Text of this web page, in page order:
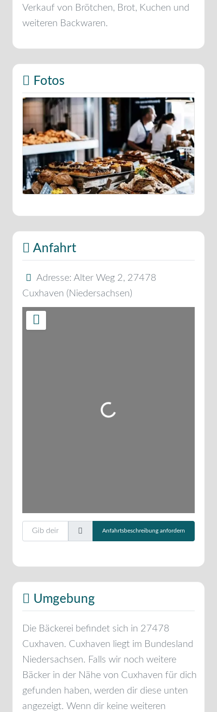
Verkauf von Brötchen, Brot, Kuchen und
weiteren Backwaren.
Fotos
Anfahrt
Adresse: Alter Weg 2, 27478
Cuxhaven ( Niedersachsen)
Wird geladen …
Gib deinen Standort ein.
Anfahrtsbeschreibung anfordern
Umgebung
Die Bäckerei befindet sich in 27478
Cuxhaven. Cuxhaven liegt im Bundesland
Niedersachsen. Falls wir noch weitere
Bäcker in der Nähe von Cuxhaven für dich
gefunden haben, werden dir diese unten
angezeigt. Wenn dir keine weiteren